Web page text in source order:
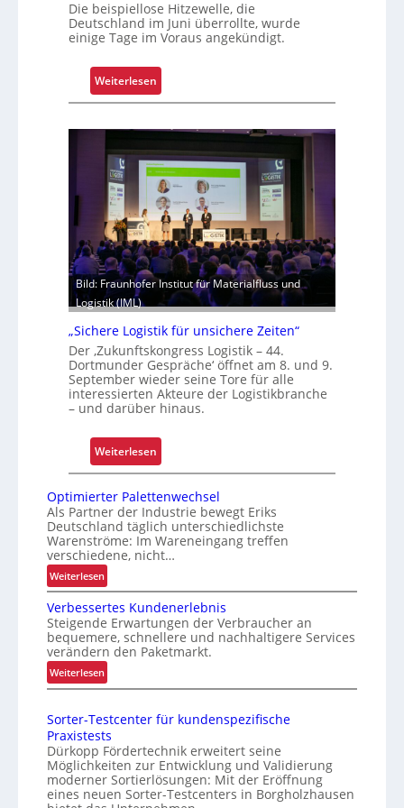
e
r
ä
s
k
e
i
t
u
n
d
B
e
t
r
i
e
b
s
i
h
e
r
h
i
t
Die beispiellose Hitzewelle, die
Deutschland im Juni überrollte, wurde
einige Tage im Voraus angekündigt.
Weiterlesen
E
t
r
e
m
h
t
z
e
l
e
g
t
S
c
w
c
h
s
t
e
l
e
n
o
f
n
Bild: Fraunhofer Institut für Materialfluss und
Logistik (IML)
„Sichere Logistik für unsichere Zeiten“
Der ‚Zukunftskongress Logistik – 44.
Dortmunder Gespräche‘ öffnet am 8. und 9.
September wieder seine Tore für alle
interessierten Akteure der Logistikbranche
– und darüber hinaus.
Weiterlesen
„
i
c
h
e
e
L
o
g
t
k
f
ü
Optimierter Palettenwechsel
Als Partner der Industrie bewegt Eriks
Deutschland täglich unterschiedlichste
Warenströme: Im Wareneingang treffen
verschiedene, nicht…
Weiterlesen:
O
p
t
i
m
i
e
t
e
r
P
a
Verbessertes Kundenerlebnis
Steigende Erwartungen der Verbraucher an
bequemere, schnellere und nachhaltigere Services
verändern den Paketmarkt.
Weiterlesen:
V
r
b
e
s
s
Sorter-Testcenter für kundenspezifische
Praxistests
Dürkopp Fördertechnik erweitert seine
Möglichkeiten zur Entwicklung und Validierung
moderner Sortierlösungen: Mit der Eröffnung
eines neuen Sorter-Testcenters in Borgholzhausen